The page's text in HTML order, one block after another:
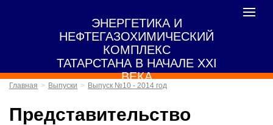
ЭНЕРГЕТИКА И
НЕФТЕГАЗОХИМИЧЕСКИЙ
КОМПЛЕКС
ТАТАРСТАНА В НАЧАЛЕ XXI
ВЕКА
Toggle
Главная Выпуски Выпуск №10 - 2014 год
Представительство